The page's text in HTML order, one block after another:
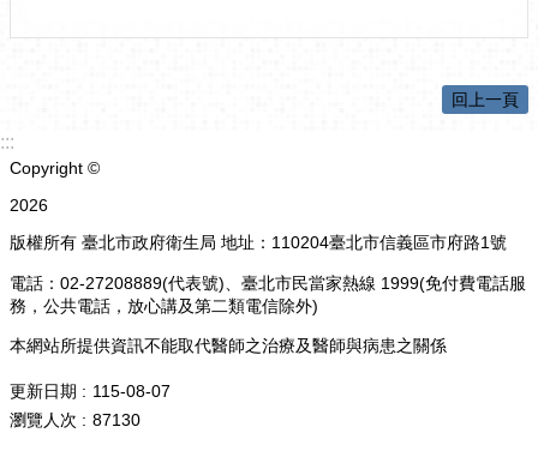
回上一頁
:::
Copyright ©
2026
版權所有 臺北市政府衛生局 地址：110204臺北市信義區市府路1號
電話：02-27208889(代表號)、臺北市民當家熱線 1999(免付費電話服
務，公共電話，放心講及第二類電信除外)
本網站所提供資訊不能取代醫師之治療及醫師與病患之關係
更新日期
115-08-07
瀏覽人次
87130